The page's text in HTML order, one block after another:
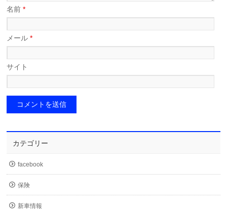
名前*
メール*
サイト
カテゴリー
facebook
保険
新車情報